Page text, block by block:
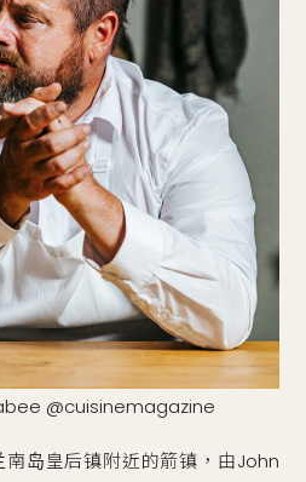
@cuisinemagazine
岛皇后镇附近的箭镇，由John